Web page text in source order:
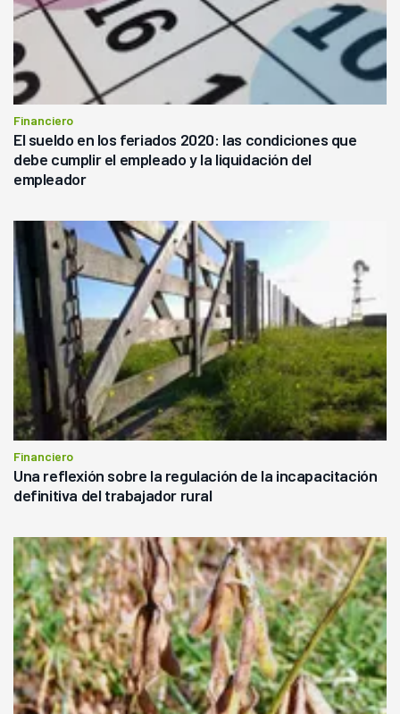
Financiero
El sueldo en los feriados 2020: las condiciones que
debe cumplir el empleado y la liquidación del
empleador
Financiero
Una reflexión sobre la regulación de la incapacitación
definitiva del trabajador rural